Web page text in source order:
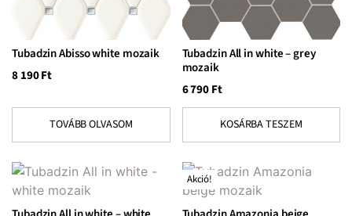
Tubadzin Abisso white mozaik
8 190Ft
TOVÁBB OLVASOM
Tubadzin All in white – grey
mozaik
6 790Ft
KOSÁRBA TESZEM
Akció!